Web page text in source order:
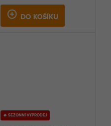
DO KOŠÍKU
🔥 SEZONNÍ VÝPRODEJ